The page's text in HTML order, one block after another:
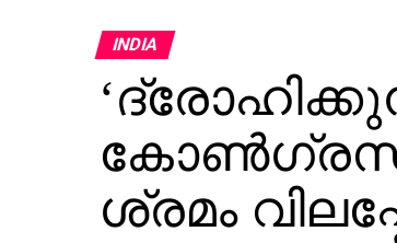
INDIA
ശ്രമം